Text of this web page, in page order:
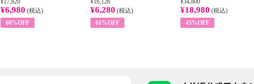
¥17,820
¥6,980 (税込)
60%OFF
¥16,126
¥6,280 (税込)
61%OFF
¥34,800
¥18,980 (税込)
45%OFF